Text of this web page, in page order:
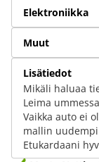
Elektroniikka
Muut
Lisätiedot
Mikäli haluaa
Leima
Vaikka auto ei
mallin
Etukardaani